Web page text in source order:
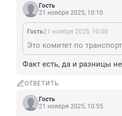
Гость
21 ноября 2025, 10:10
Гость21 ноября 2025, 10:00
Это комитет по
Факт есть, да и разницы
ОТВЕТИТЬ
Гость
21 ноября 2025, 10:55